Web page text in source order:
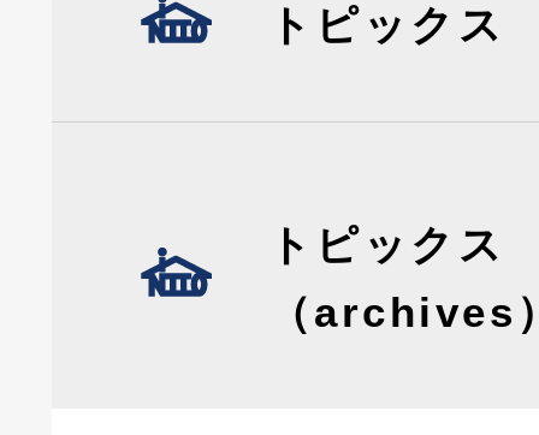
トピックス
トピックス
（archives